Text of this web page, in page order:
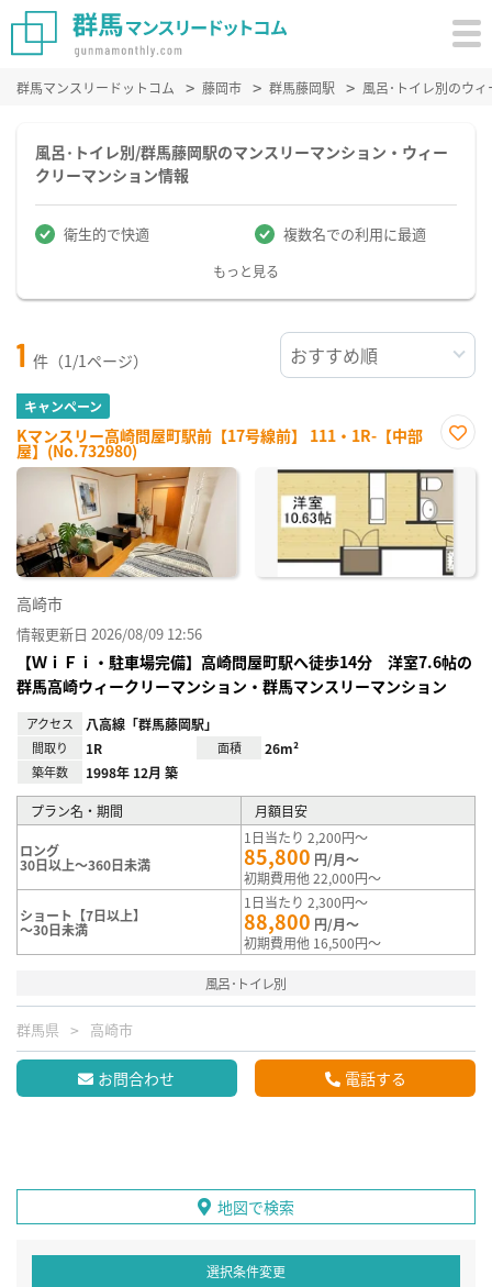
群馬マンスリードットコム 藤岡市 群馬藤岡駅 風呂･トイレ別のウ
風呂･トイレ別/群馬藤岡駅のマンスリーマンション・ウィー
クリーマンション情報
衛生的で快適 複数名での利用に最適
もっと見る
1 件（1/1ページ）
キャンペーン
Kマンスリー高崎問屋町駅前【17号線前】 111・1R-【中部
屋】(No.732980)
に入
り登
高崎市
情報更新日 2026/08/09 12:56
【ＷｉＦｉ・駐車場完備】高崎問屋町駅へ徒歩14分 洋室7.6帖の
群馬高崎ウィークリーマンション・群馬マンスリーマンション
アクセス 八高線「群馬藤岡駅」
間取り 1R 面積 26m²
築年数 1998年 12月 築
プラン名・期間 月額目安
ロング
30日以上～360日未満
1日当たり 2,200円～
85,800 円/月～
初期費用他 22,000円～
ショート【7日以上】
～30日未満
1日当たり 2,300円～
88,800 円/月～
初期費用他 16,500円～
風呂･トイレ別
群馬県 高崎市
お問合わせ 電話する
地図で検索
選択条件変更